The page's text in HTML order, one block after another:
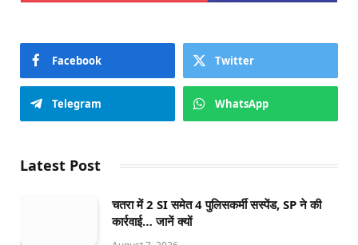
Facebook Twitter
Telegram WhatsApp
Latest Post
चतरा में 2 SI समेत 4 पुलिसकर्मी सस्पेंड, SP ने की
कार्रवाई… जानें क्यों